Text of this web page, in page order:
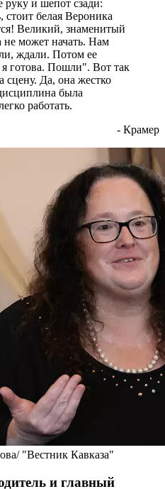
руку и шепот сзади:
белая Вероника
Великий, знаменитый
не может начать. Нам
ждали. Потом ее
готова. Пошли". Вот так
Да, она жестко
была
работать.
- Крамер
"Вестник Кавказа"
и главный